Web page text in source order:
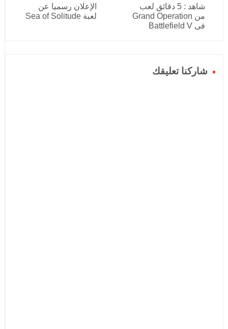
شاهد : 5 دقائق لعب
من Grand Operation
فى Battlefield V
الإعلان رسميا عن
لعبة Sea of Solitude
شاركنا تعليقك